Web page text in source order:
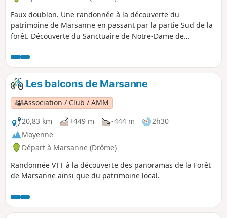
Faux doublon. Une randonnée à la découverte du
patrimoine de Marsanne en passant par la partie Sud de la
forêt. Découverte du Sanctuaire de Notre-Dame de
plaine de la Valdaine, la vallée de Rhône et les massifs
environnants.
Les balcons de Marsanne
Association / Club / AMM
20,83 km
+449 m -444 m
2h30
Moyenne
Départ à Marsanne (Drôme)
Randonnée VTT à la découverte des panoramas de la Forêt
de Marsanne ainsi que du patrimoine local.